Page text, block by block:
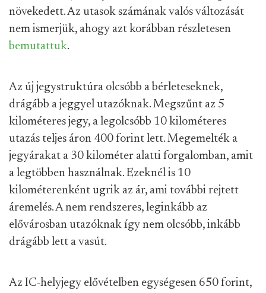
növekedett. Az utasok számának valós változását
nem ismerjük, ahogy azt korábban részletesen
bemutattuk.
Az új jegystruktúra olcsóbb a bérleteseknek,
drágább a jeggyel utazóknak. Megszűnt az 5
kilométeres jegy, a legolcsóbb 10 kilométeres
utazás teljes áron 400 forint lett. Megemelték a
jegyárakat a 30 kilométer alatti forgalomban, amit
a legtöbben használnak. Ezeknél is 10
kilométerenként ugrik az ár, ami további rejtett
áremelés. A nem rendszeres, leginkább az
elővárosban utazóknak így nem olcsóbb, inkább
drágább lett a vasút.
Az IC-helyjegy elővételben egységesen 650 forint,